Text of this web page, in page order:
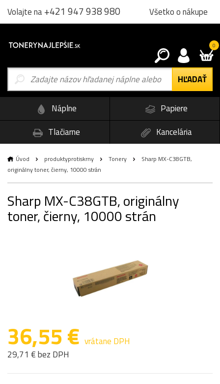
Volajte na+421 947 938 980 Všetko o nákupe
0
Náplne
Papiere
Tlačiarne
Kancelária
Úvod produktyprotiskrny Tonery
Sharp MX-C38GTB,
originálny toner, čierny, 10000 strán
Sharp MX-C38GTB, originálny
toner, čierny, 10000 strán
36,55 € vrátane DPH
29,71 € bez DPH